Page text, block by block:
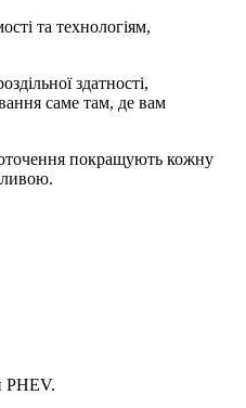
та технологіям,
здатності,
саме там, де вам
оточення покращують кожну
PHEV.